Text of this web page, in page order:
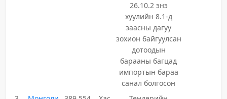
26.10.2 энэ
хуулийн 8.1-д
заасны дагуу
зохион байгуулсан
дотоодын
барааны багцад
импортын бараа
санал болгосон